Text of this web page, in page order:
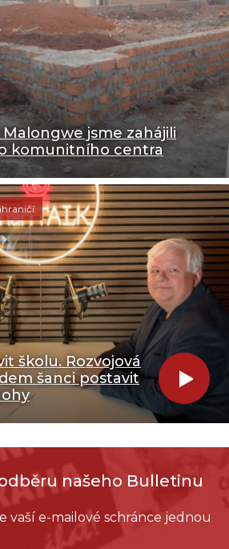
jsme zahájili
komunitního centra
školu. Rozvojová
šanci postavit
našeho Bulletinu
vaší e-mailové schránce jednou